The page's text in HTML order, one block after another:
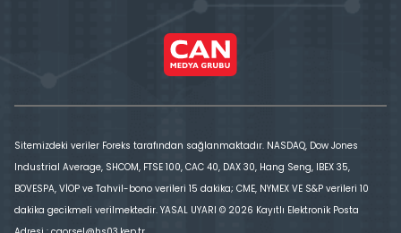
Sitemizdeki veriler Foreks tarafından sağlanmaktadır. NASDAQ, Dow Jones
Industrial Average, SHCOM, FTSE 100, CAC 40, DAX 30, Hang Seng, IBEX 35,
BOVESPA, VİOP ve Tahvil-bono verileri 15 dakika; CME, NYMEX VE S&P verileri 10
dakika gecikmeli verilmektedir. YASAL UYARI © 2026 Kayıtlı Elektronik Posta